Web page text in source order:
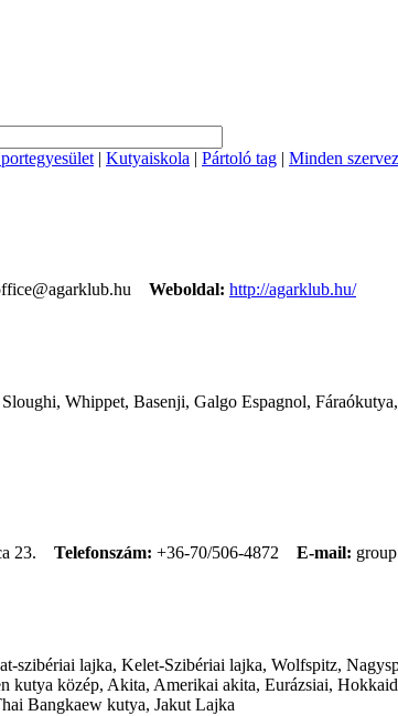
| Kutyaiskola | Pártoló tag | Minden
Weboldal: http://agarklub.hu/
Whippet, Basenji, Galgo Espagnol,
23. Telefonszám: +36-70/506-4872 E-mail:
szibériai lajka, Kelet-Szibériai lajka, Wolfspitz,
közép, Akita, Amerikai akita, Eurázsiai,
Bangkaew kutya, Jakut Lajka